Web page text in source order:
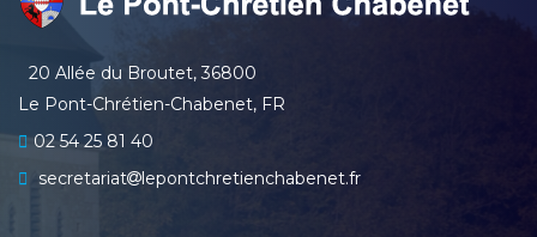
20 Allée du Broutet, 36800
Le Pont-Chrétien-Chabenet, FR
02 54 25 81 40
secretariat
lepontchretienchabenet.fr